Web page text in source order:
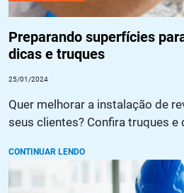
Preparando superfícies
dicas e truques
25/01/2024
Quer melhorar a instalação de
seus clientes? Confira truques e
CONTINUAR LENDO
Pintura anticorrosiva: o que é,
aplicar?